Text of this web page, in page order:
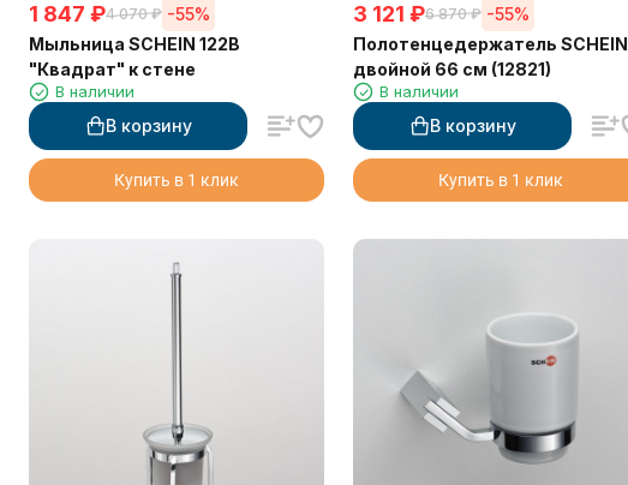
1 847 ₽4 070 ₽ -55%
Мыльница SCHEIN 122B
"Квадрат" к стене
В наличии
В корзину
Купить в 1 клик
3 121 ₽6 870 ₽ -55%
Полотенцедержатель SCHEIN
двойной 66 см (12821)
В наличии
В корзину
Купить в 1 клик